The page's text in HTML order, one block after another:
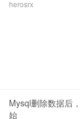
herosrx
Mysql删除数据后
始